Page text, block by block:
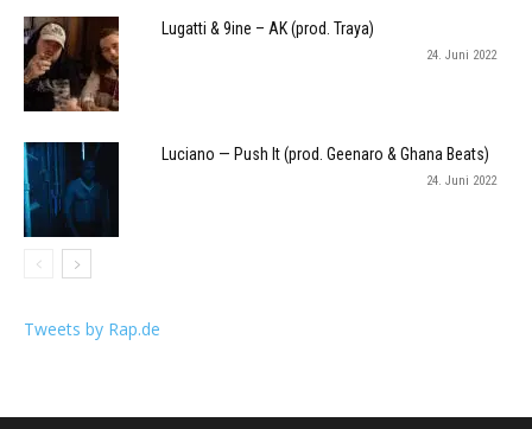
Lugatti & 9ine – AK (prod. Traya)
24. Juni 2022
Luciano — Push It (prod. Geenaro & Ghana Beats)
24. Juni 2022
Tweets by Rap.de